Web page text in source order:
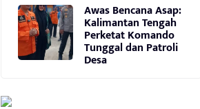
Awas Bencana Asap:
Kalimantan Tengah
Perketat Komando
Tunggal dan Patroli
Desa